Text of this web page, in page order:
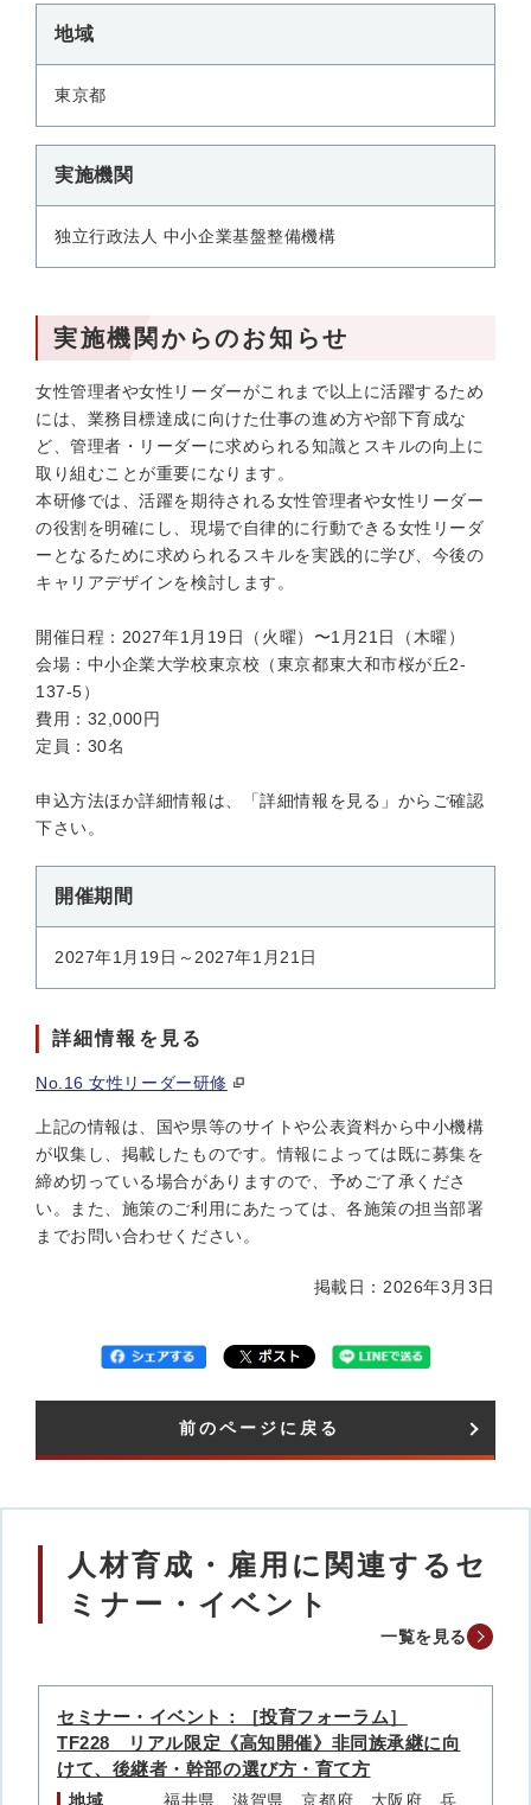
地域
東京都
実施機関
独立行政法人 中小企業基盤整備機構
実施機関からのお知らせ
女性管理者や女性リーダーがこれまで以上に活躍するため
には、業務目標達成に向けた仕事の進め方や部下育成な
ど、管理者・リーダーに求められる知識とスキルの向上に
取り組むことが重要になります。
本研修では、活躍を期待される女性管理者や女性リーダー
の役割を明確にし、現場で自律的に行動できる女性リーダ
ーとなるために求められるスキルを実践的に学び、今後の
キャリアデザインを検討します。
開催日程：2027年1月19日（火曜）〜1月21日（木曜）
会場：中小企業大学校東京校（東京都東大和市桜が丘2-
137-5）
費用：32,000円
定員：30名
申込方法ほか詳細情報は、「詳細情報を見る」からご確認
下さい。
開催期間
2027年1月19日～2027年1月21日
詳細情報を見る
No.16 女性リーダー研修
上記の情報は、国や県等のサイトや公表資料から中小機構
が収集し、掲載したものです。情報によっては既に募集を
締め切っている場合がありますので、予めご了承くださ
い。また、施策のご利用にあたっては、各施策の担当部署
までお問い合わせください。
掲載日：2026年3月3日
前のページに戻る
人材育成・雇用に関連するセ
ミナー・イベント
一覧を見る
セミナー・イベント：［投育フォーラム］
TF228 リアル限定《高知開催》非同族承継に向
けて、後継者・幹部の選び方・育て方
地域 福井県、滋賀県、京都府、大阪府、兵